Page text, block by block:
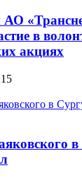
АО
в
акциях
в